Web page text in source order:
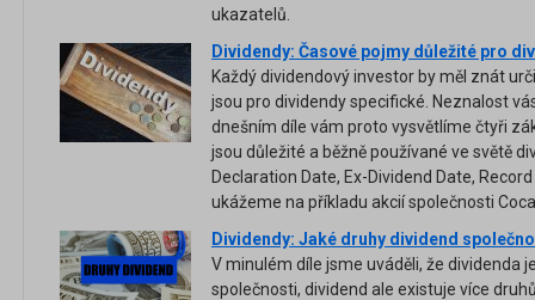
ukazatelů.
Dividendy: Časové pojmy důležité pro
Každý dividendový investor by měl znát
jsou pro dividendy specifické. Neznalost
dnešním díle vám proto vysvětlíme čtyři
jsou důležité a běžně používané ve světě
Declaration Date, Ex-Dividend Date,
ukážeme na příkladu akcií společnosti
Dividendy: Jaké druhy dividend
V minulém díle jsme uváděli, že dividenda
společnosti, dividend ale existuje více